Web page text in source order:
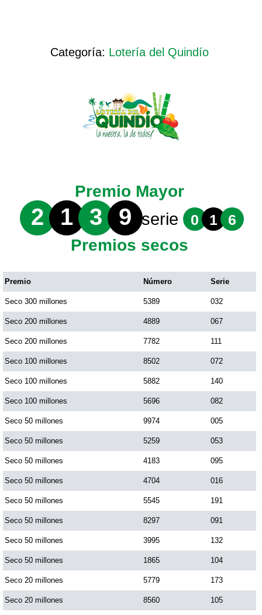
Categoría: Lotería del Quindío
Premio Mayor
2 1 3 9 serie 0 1 6
Premios secos
Premio Número Serie
Seco 300 millones 5389 032
Seco 200 millones 4889 067
Seco 200 millones 7782 111
Seco 100 millones 8502 072
Seco 100 millones 5882 140
Seco 100 millones 5696 082
Seco 50 millones 9974 005
Seco 50 millones 5259 053
Seco 50 millones 4183 095
Seco 50 millones 4704 016
Seco 50 millones 5545 191
Seco 50 millones 8297 091
Seco 50 millones 3995 132
Seco 50 millones 1865 104
Seco 20 millones 5779 173
Seco 20 millones 8560 105